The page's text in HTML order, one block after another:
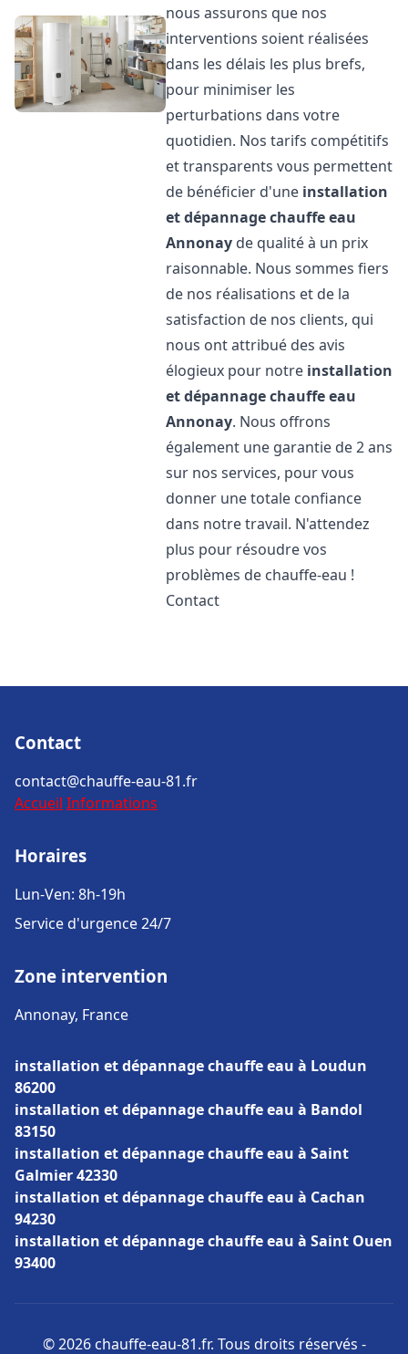
nous assurons que nos
interventions soient réalisées
dans les délais les plus brefs,
pour minimiser les
perturbations dans votre
quotidien. Nos tarifs compétitifs
et transparents vous permettent
de bénéficier d'une installation
et dépannage chauffe eau
Annonay de qualité à un prix
raisonnable. Nous sommes fiers
de nos réalisations et de la
satisfaction de nos clients, qui
nous ont attribué des avis
élogieux pour notre installation
et dépannage chauffe eau
Annonay. Nous offrons
également une garantie de 2 ans
sur nos services, pour vous
donner une totale confiance
dans notre travail. N'attendez
plus pour résoudre vos
problèmes de chauffe-eau !
Contact
Contact
contact@chauffe-eau-81.fr
Accueil Informations
Horaires
Lun-Ven: 8h-19h
Service d'urgence 24/7
Zone intervention
Annonay, France
installation et dépannage chauffe eau à Loudun
86200
installation et dépannage chauffe eau à Bandol
83150
installation et dépannage chauffe eau à Saint
Galmier 42330
installation et dépannage chauffe eau à Cachan
94230
installation et dépannage chauffe eau à Saint Ouen
93400
© 2026 chauffe-eau-81.fr. Tous droits réservés -